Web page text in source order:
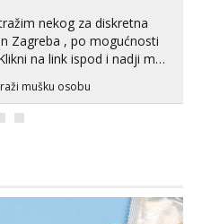
nekog za diskretna
Zagreba , po mogućnosti
mušku osobu